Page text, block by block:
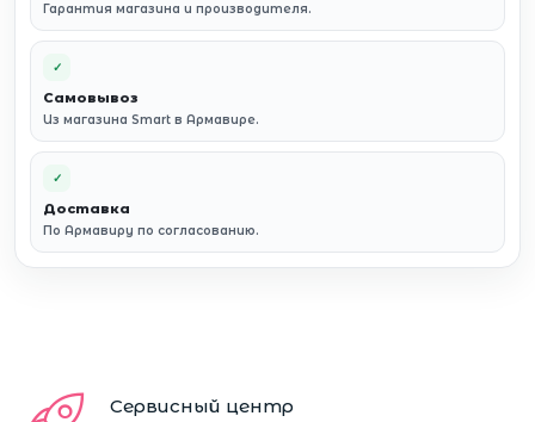
Гарантия магазина и производителя.
✓
Самовывоз
Из магазина Smart в Армавире.
✓
Доставка
По Армавиру по согласованию.
Сервисный центр